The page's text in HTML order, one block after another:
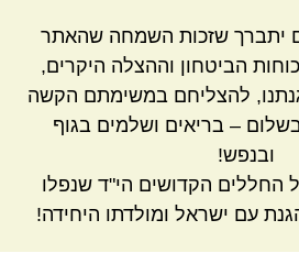
יתברך שזכות השמחה שהאתר
הביטחון וההצלה היקרים,
להצליחם במשימתם הקשה
– בריאים ושלמים בגוף
ובנפש!
החללים הקדושים הי"ד שנפלו
עם ישראל ומולדתו היחידה!